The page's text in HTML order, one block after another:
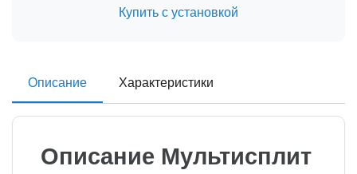
Купить с установкой
Описание Характеристики
Описание Мультисплит